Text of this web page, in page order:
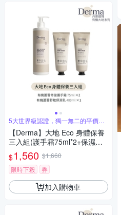
5大世界級認證，獨一無二的平價純
素洗護品
【Derma】大地 Eco 身體保養
三入組(護手霜75ml*2+保濕乳4
00ml)/滋潤/乾燥/無香味/溫和/
純素/天然/無添加/荷荷巴油/丹
麥
$1,560 $1,660
限時下殺
券
加入購物車